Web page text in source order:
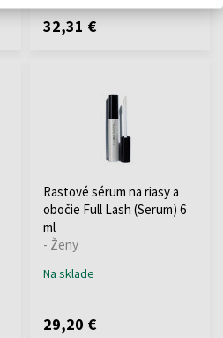
32,31 €
Rastové sérum na riasy a
obočie Full Lash (Serum) 6
ml
- Ženy
Na sklade
29,20 €